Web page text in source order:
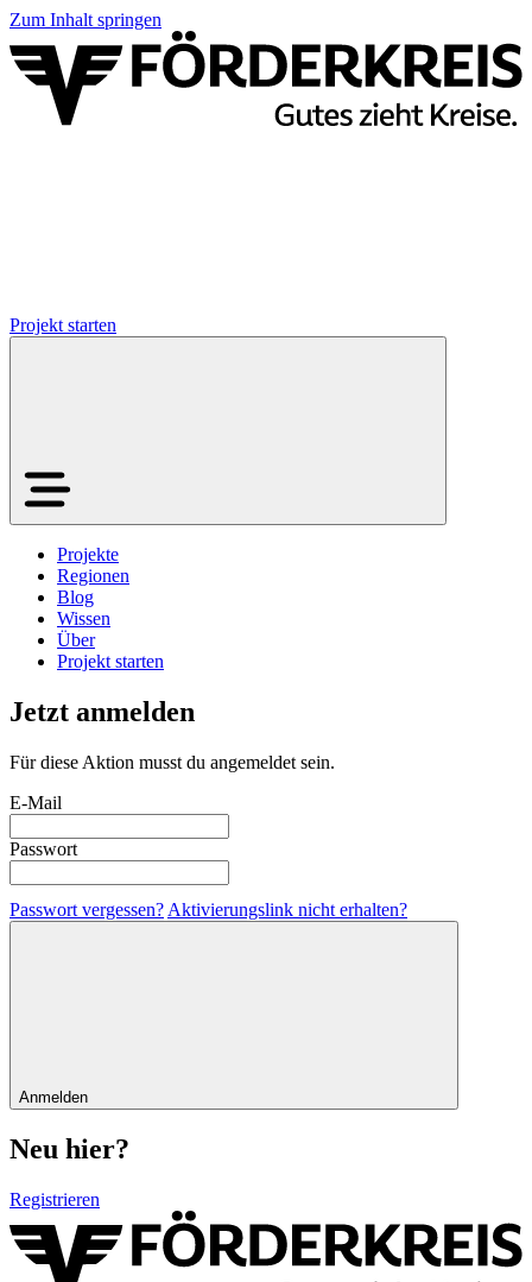
Zum Inhalt springen
Projekt starten
Projekte
Regionen
Blog
Wissen
Über
Projekt starten
Jetzt anmelden
Für diese Aktion musst du angemeldet sein.
E-Mail
Passwort
Passwort vergessen? Aktivierungslink nicht erhalten?
Anmelden
Neu hier?
Registrieren